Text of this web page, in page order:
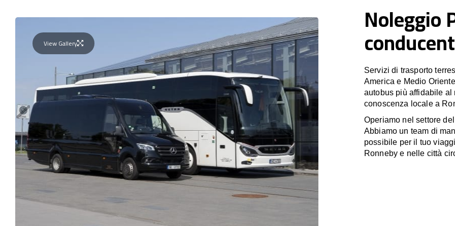
View Gallery
Noleggio
Servizi di trasporto
America e Medio
autobus più affidabile al
conoscenza locale a
Operiamo nel settore del
Abbiamo un team di
possibile per il tuo
Ronneby e nelle città